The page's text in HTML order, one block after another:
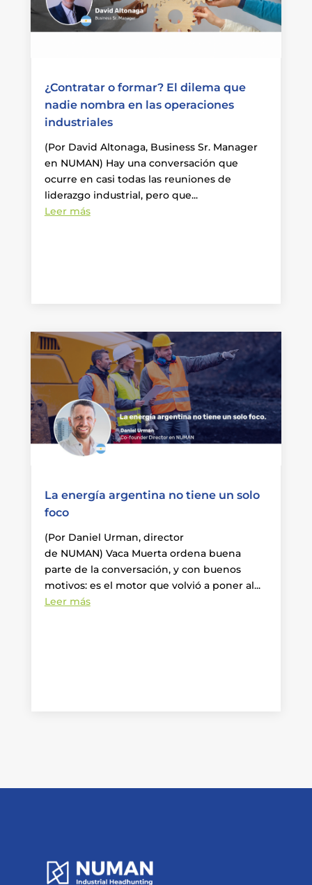
¿Contratar o formar? El dilema que
nadie nombra en las operaciones
industriales
(Por David Altonaga, Business Sr. Manager
en NUMAN) Hay una conversación que
ocurre en casi todas las reuniones de
liderazgo industrial, pero que...
Leer más
La energía argentina no tiene un solo
foco
(Por Daniel Urman, director
de NUMAN) Vaca Muerta ordena buena
parte de la conversación, y con buenos
motivos: es el motor que volvió a poner al...
Leer más